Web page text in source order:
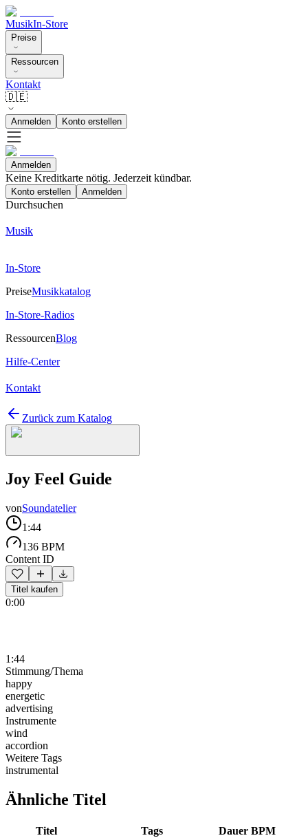
MusikIn-Store
Preise
Ressourcen
Kontakt
🇩🇪
Anmelden Konto erstellen
Anmelden
Keine Kreditkarte nötig. Jederzeit kündbar.
Konto erstellen Anmelden
Durchsuchen
Musik
In-Store
PreiseMusikkatalog
In-Store-Radios
RessourcenBlog
Hilfe-Center
Kontakt
Zurück zum Katalog
Joy Feel Guide
vonSoundatelier
1:44
136 BPM
Content ID
Titel kaufen
0:00
1:44
Stimmung/Thema
happy
energetic
advertising
Instrumente
wind
accordion
Weitere Tags
instrumental
Ähnliche Titel
Titel Tags Dauer BPM